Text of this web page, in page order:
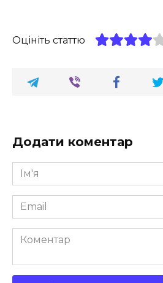
Оцініть статтю
Додати коментар
Ім'я
*
Email
*
Коментар